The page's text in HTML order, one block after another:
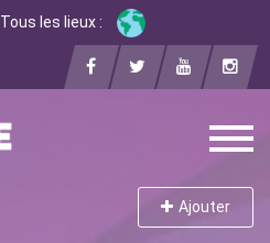
Tous les lieux :
Ajouter